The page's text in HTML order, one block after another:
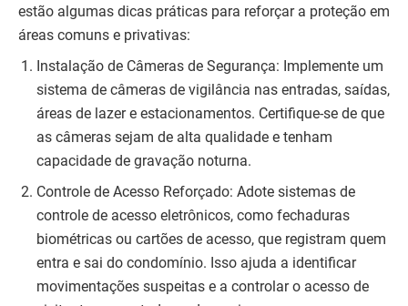
estão algumas dicas práticas para reforçar a proteção em
áreas comuns e privativas:
Instalação de Câmeras de Segurança: Implemente um
sistema de câmeras de vigilância nas entradas, saídas,
áreas de lazer e estacionamentos. Certifique-se de que
as câmeras sejam de alta qualidade e tenham
capacidade de gravação noturna.
Controle de Acesso Reforçado: Adote sistemas de
controle de acesso eletrônicos, como fechaduras
biométricas ou cartões de acesso, que registram quem
entra e sai do condomínio. Isso ajuda a identificar
movimentações suspeitas e a controlar o acesso de